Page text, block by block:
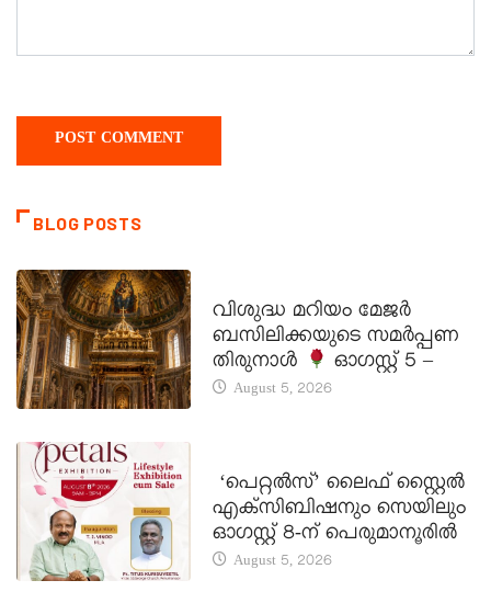
BLOG POSTS
വിശുദ്ധ മറിയം മേജർ
ബസിലിക്കയുടെ സമർപ്പണ
തിരുനാൾ
ഓഗസ്റ്റ് 5 –
August 5, 2026
‘പെറ്റൽസ്’ ലൈഫ് സ്റ്റൈൽ
എക്സിബിഷനും സെയിലും
ഓഗസ്റ്റ് 8-ന് പെരുമാനൂരിൽ
August 5, 2026